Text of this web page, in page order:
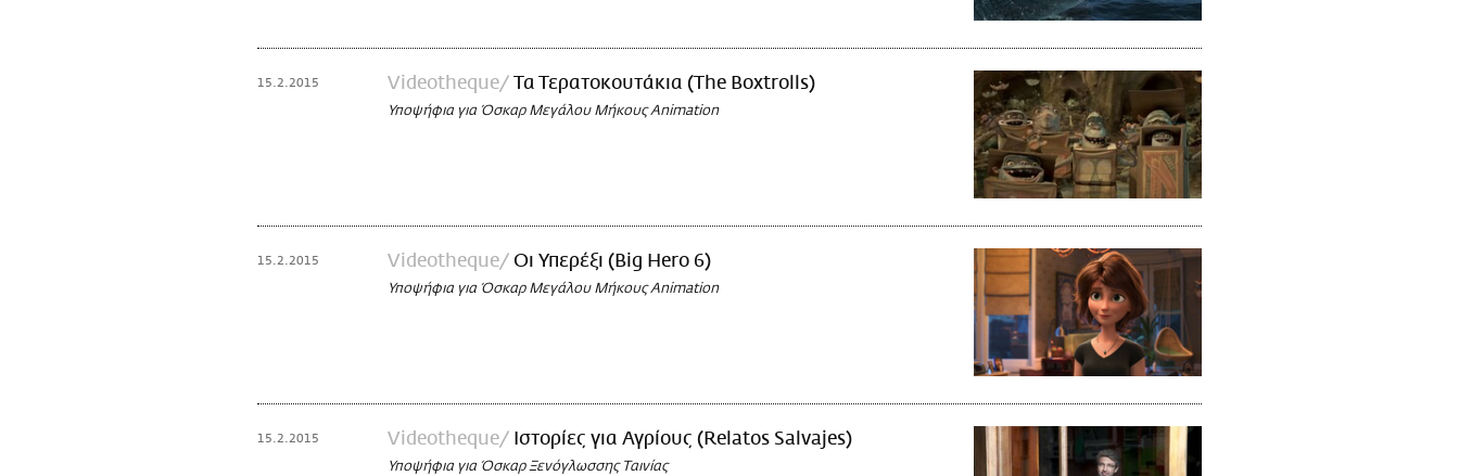
15.2.2015 Videotheque Τα Τερατοκουτάκια (The Boxtrolls)
Υποψήφια για Όσκαρ Μεγάλου Μήκους Animation
15.2.2015 Videotheque Οι Υπερέξι (Big Hero 6)
Υποψήφια για Όσκαρ Μεγάλου Μήκους Animation
15.2.2015 Videotheque Ιστορίες για Αγρίους (Relatos Salvajes)
Υποψήφια για Όσκαρ Ξενόγλωσσης Ταινίας